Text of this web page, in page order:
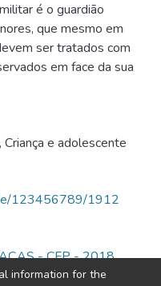
é o guardião
que mesmo em
ser tratados com
em face da sua
, Criança e adolescente
123456789/1912
- CFP - 2018
information for the